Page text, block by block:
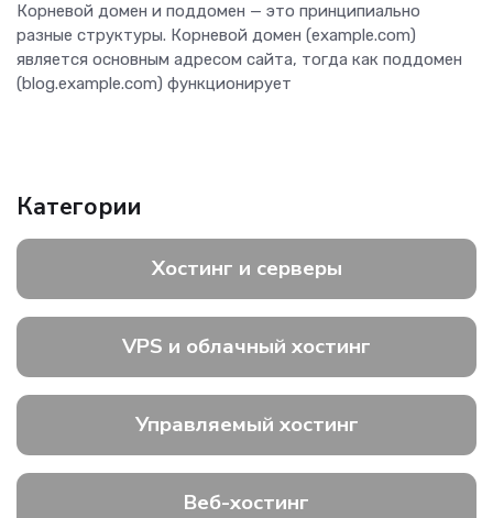
Корневой домен и поддомен — это принципиально
разные структуры. Корневой домен (example.com)
является основным адресом сайта, тогда как поддомен
(blog.example.com) функционирует
Категории
Хостинг и серверы
VPS и облачный хостинг
Управляемый хостинг
Веб-хостинг